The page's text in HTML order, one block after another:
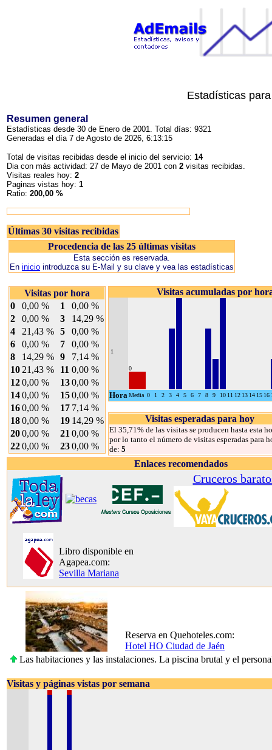
Estadísticas
Resumen general
Estadísticas desde 30 de Enero de 2001. Total días: 9321
Generadas el día 7 de Agosto de 2026, 6:13:15
Total de visitas recibidas desde el inicio del servicio: 14
Dia con más actividad: 27 de Mayo de 2001 con 2 visitas recibidas.
Visitas reales hoy: 2
Paginas vistas hoy: 1
Ratio: 200,00 %
Últimas 30 visitas recibidas
Procedencia de las 25 últimas visitas
Esta sección es reservada.
En inicio introduzca su E-Mail y su clave y vea las estadísticas
Visitas por hora
0
0,00 % 1
0,00 %
2
0,00 % 3
14,29 %
4
21,43 % 5
0,00 %
6
0,00 % 7
0,00 %
8
14,29 % 9
7,14 %
10 21,43 % 11 0,00 %
120,00 % 130,00 %
140,00 % 150,00 %
160,00 % 17 7,14 %
180,00 % 19 14,29 %
200,00 % 21 0,00 %
220,00 % 230,00 %
Visitas acumuladas por
1
0
HoraMedia 0 1 2 3 4 5 6 7 8 9 10 11 12 13 14 15 16
Visitas esperadas para hoy
El 35,71% de las visitas se producen hasta esta
por lo tanto el número de visitas esperadas para
de: 5
Enlaces recomendados
Cruceros
Libro disponible en
Agapea.com:
Sevilla Mariana
Reserva en Quehoteles.com:
Hotel HO Ciudad de Jaén
Las habitaciones y las instalaciones. La piscina brutal y el
Visitas y páginas vistas por semana